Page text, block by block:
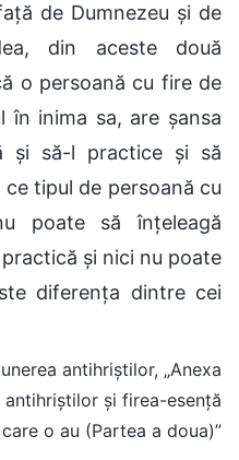
de Dumnezeu și de
din aceste două
o persoană cu fire de
în inima sa, are șansa
și să-l practice și să
tipul de persoană cu
poate să înțeleagă
și nici nu poate
diferența dintre cei
antihriștilor, „Anexa
și firea-esență
o au (Partea a doua)”